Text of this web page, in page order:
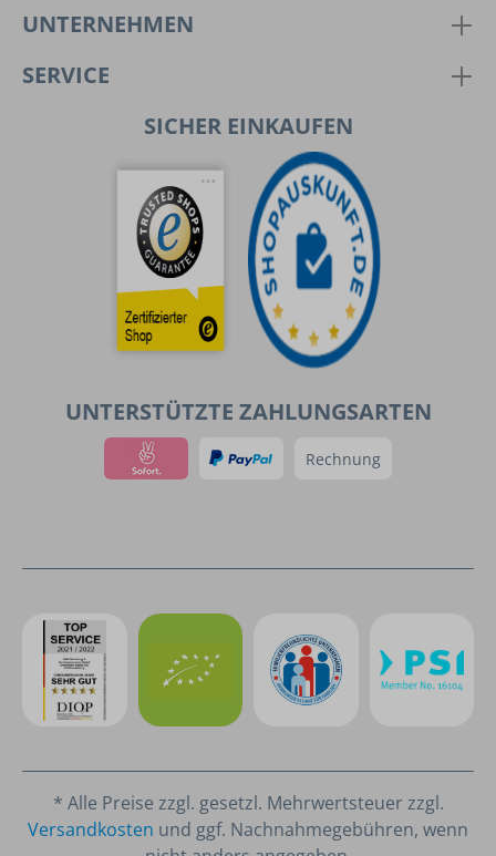
UNTERNEHMEN
SERVICE
SICHER EINKAUFEN
UNTERSTÜTZTE ZAHLUNGSARTEN
Rechnung
* Alle Preise zzgl. gesetzl. Mehrwertsteuer zzgl.
Versandkosten und ggf. Nachnahmegebühren, wenn